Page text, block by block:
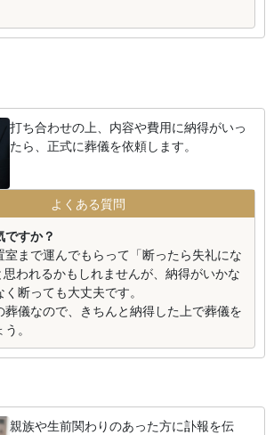
打ち合わせの上、内容や費用に納得がいっ
たら、正式に葬儀を依頼します。
よくある質問
ですか？
室まで運んでもらって「断ったら失礼にな
われるかもしれませんが、納得がいかな
断っても大丈夫です。
葬儀なので、きちんと納得した上で葬儀を
。
親族や生前関わりのあった方に訃報を伝